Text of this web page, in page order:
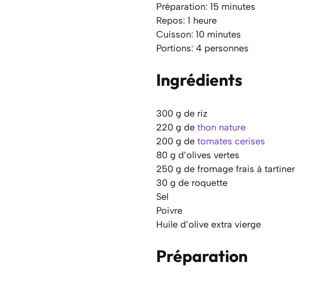
Préparation: 15 minutes
Repos: 1 heure
Cuisson: 10 minutes
Portions: 4 personnes
Ingrédients
300 g de riz
220 g de thon nature
200 g de tomates cerises
80 g d’olives vertes
250 g de fromage frais à tartiner
30 g de roquette
Sel
Poivre
Huile d’olive extra vierge
Préparation